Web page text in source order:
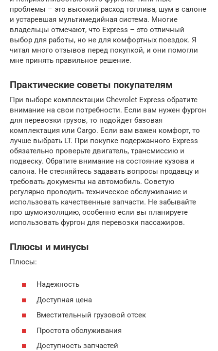
проблемы – это высокий расход топлива, шум в салоне
и устаревшая мультимедийная система. Многие
владельцы отмечают, что Express – это отличный
выбор для работы, но не для комфортных поездок. Я
читал много отзывов перед покупкой, и они помогли
мне принять правильное решение.
Практические советы покупателям
При выборе комплектации Chevrolet Express обратите
внимание на свои потребности. Если вам нужен фургон
для перевозки грузов, то подойдет базовая
комплектация или Cargo. Если вам важен комфорт, то
лучше выбрать LT. При покупке подержанного Express
обязательно проверьте двигатель, трансмиссию и
подвеску. Обратите внимание на состояние кузова и
салона. Не стесняйтесь задавать вопросы продавцу и
требовать документы на автомобиль. Советую
регулярно проводить техническое обслуживание и
использовать качественные запчасти. Не забывайте
про шумоизоляцию, особенно если вы планируете
использовать фургон для перевозки пассажиров.
Плюсы и минусы
Плюсы:
Надежность
Доступная цена
Вместительный грузовой отсек
Простота обслуживания
Доступность запчастей